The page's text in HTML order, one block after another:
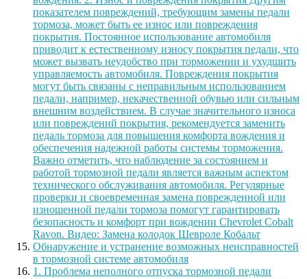
показателем повреждений, требующим замены педали
тормоза, может быть ее износ или повреждения
покрытия. Постоянное использование автомобиля
приводит к естественному износу покрытия педали, что
может вызвать неудобство при торможении и ухудшить
управляемость автомобиля. Повреждения покрытия
могут быть связаны с неправильным использованием
педали, например, некачественной обувью или сильным
внешним воздействием. В случае значительного износа
или повреждений покрытия, рекомендуется заменить
педаль тормоза для повышения комфорта вождения и
обеспечения надежной работы системы торможения.
Важно отметить, что наблюдение за состоянием и
работой тормозной педали является важным аспектом
технического обслуживания автомобиля. Регулярные
проверки и своевременная замена поврежденной или
изношенной педали тормоза помогут гарантировать
безопасность и комфорт при вождении Chevrolet Cobalt
Ravon. Видео: Замена колодок Шевроле Кобальт
Обнаружение и устранение возможных неисправностей
в тормозной системе автомобиля
1. Проблема неполного отпуска тормозной педали